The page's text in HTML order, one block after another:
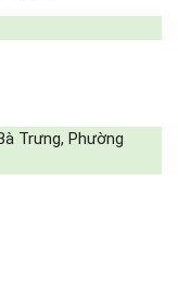
Trưng, Phường